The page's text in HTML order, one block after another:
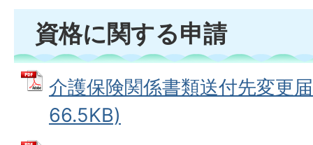
資格に関する申請
介護保険関係書類送付先変更
66.5KB)